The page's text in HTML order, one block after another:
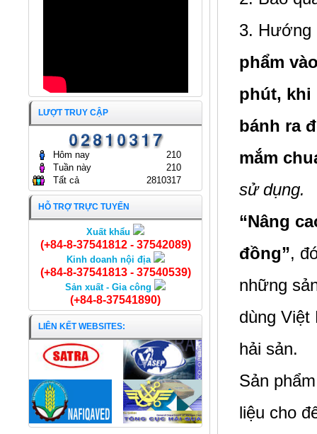
3. Hướng
phẩm
phút, khi
bánh ra
mắm
sử dụng.
“Nâng
đồng”,
những
dùng Việt
hải sản.
Sản
liệu cho
Khô cá Đù
LƯỢT TRUY CẬP
Hôm nay
210
Tuần này
210
Tất cả
2810317
HỖ TRỢ TRỰC TUYẾN
Xuất khẩu
(+84-8-37541812 - 37542089)
Kinh doanh nội địa
(+84-8-37541813 - 37540539)
Sản xuất - Gia công
(+84-8-37541890)
LIÊN KẾT WEBSITES: